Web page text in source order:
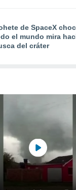
de SpaceX
el mundo mira
del cráter